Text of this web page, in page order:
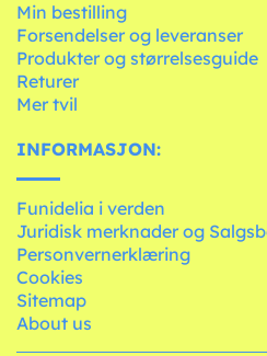
Min bestilling
Forsendelser og leveranser
Produkter og størrelsesguide
Returer
Mer tvil
INFORMASJON:
Funidelia i verden
Juridisk merknader og
Personvernerklæring
Cookies
Sitemap
About us